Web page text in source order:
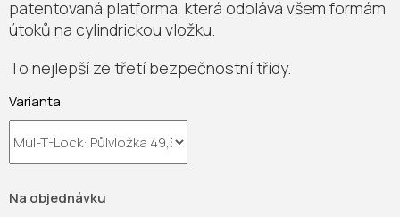
Na objednávku
Varianta
patentovaná platforma, která odolává všem formám
útoků na cylindrickou vložku.
To nejlepší ze třetí bezpečnostní třídy.